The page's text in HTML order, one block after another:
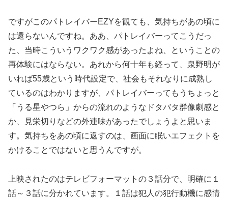
ですがこのパトレイバーEZYを観ても、気持ちがあの頃に
は還らないんですね。ああ、パトレイバーってこうだっ
た、当時こういうワクワク感があったよね、ということの
再体験にはならない。あれから何十年も経って、泉野明が
いれば55歳という時代設定で、社会もそれなりに成熟し
ているのはわかりますが、パトレイバーってもうちょっと
「うる星やつら」からの流れのようなドタバタ群像劇感と
か、見栄切りなどの外連味があったでしょうよと思いま
す。気持ちをあの頃に返すのは、画面に眠いエフェクトを
かけることではないと思うんですが。
上映されたのはテレビフォーマットの３話分で、明確に１
話～３話に分かれています。１話は犯人の犯行動機に感情